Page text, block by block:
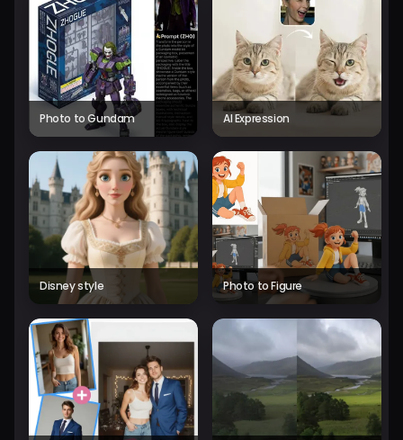
Photo to Gundam AI Expression
Disney style Photo to Figure